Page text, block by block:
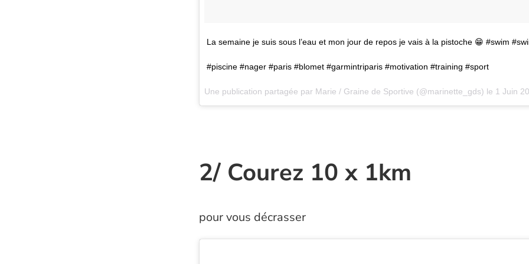
La semaine je suis sous l’eau et mon jour de repos je vais à la pistoche 😁 #swim
#piscine #nager #paris #blomet #garmintriparis #motivation #training #sport
Une publication partagée par Marie / Graine de Sportive (@marinette_gds) le 1 Juin
2/ Courez 10 x 1km
pour vous décrasser